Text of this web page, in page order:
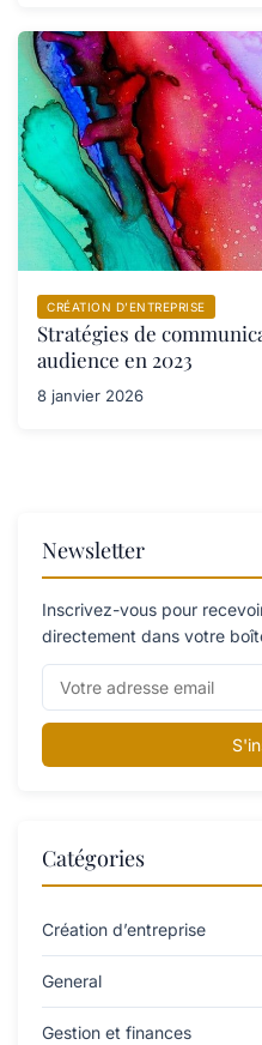
CRÉATION D’ENTREPRISE
Stratégies de
audience en 2023
8 janvier 2026
Newsletter
Inscrivez-vous pour
directement dans votre
Catégories
Création d’entreprise
General
Gestion et finances